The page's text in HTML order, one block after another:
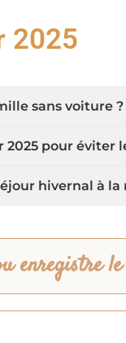
2025
sans voiture ?
2025 pour éviter
hivernal à la
enregistre